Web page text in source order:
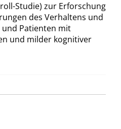
Studie) zur Erforschung
des Verhaltens und
und Patienten mit
und milder kognitiver